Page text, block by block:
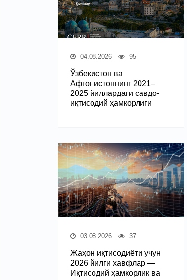
04.08.2026 95
Ўзбекистон ва
Афғонистоннинг 2021–
2025 йиллардаги савдо-
иқтисодий ҳамкорлиги
03.08.2026 37
Жаҳон иқтисодиёти учун
2026 йилги хавфлар —
Иқтисодий ҳамкорлик ва